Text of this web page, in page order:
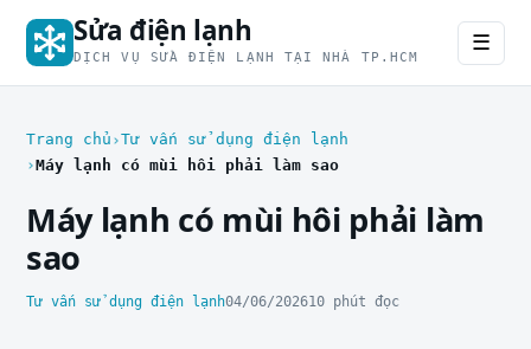
Sửa điện lạnh
DỊCH VỤ SỬA ĐIỆN LẠNH TẠI NHÀ TP.HCM
☰
Trang chủ Tư vấn sử dụng điện lạnh
Máy lạnh có mùi hôi phải làm sao
Máy lạnh có mùi hôi phải làm
sao
Tư vấn sử dụng điện lạnh04/06/202610 phút đọc